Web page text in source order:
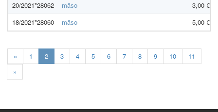
20/2021*28062
mäso 3,00 €
18/2021*28060
mäso 5,00 €
« 1 2Aktuálna
stránka
3 4 5 6 7 8 9 10
11
»